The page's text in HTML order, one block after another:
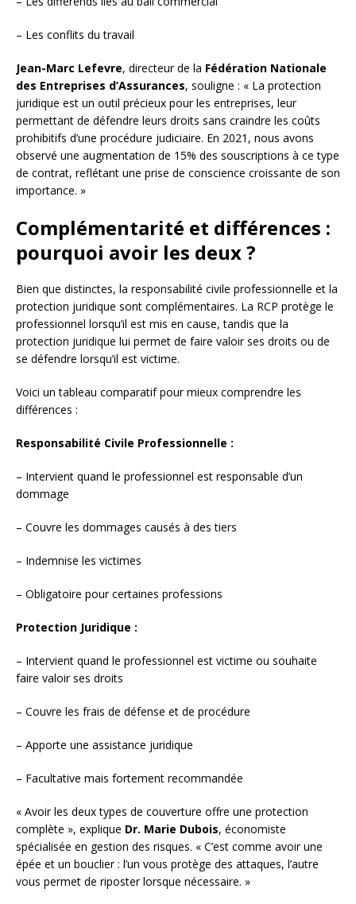
– Les conflits du travail
Jean-Marc Lefevre, directeur de la Fédération Nationale
des Entreprises d’Assurances, souligne : « La protection
juridique est un outil précieux pour les entreprises, leur
permettant de défendre leurs droits sans craindre les coûts
prohibitifs d’une procédure judiciaire. En 2021, nous avons
observé une augmentation de 15% des souscriptions à ce type
de contrat, reflétant une prise de conscience croissante de son
importance. »
Complémentarité et différences :
pourquoi avoir les deux ?
Bien que distinctes, la responsabilité civile professionnelle et la
protection juridique sont complémentaires. La RCP protège le
professionnel lorsqu’il est mis en cause, tandis que la
protection juridique lui permet de faire valoir ses droits ou de
se défendre lorsqu’il est victime.
Voici un tableau comparatif pour mieux comprendre les
différences :
Responsabilité Civile Professionnelle :
– Intervient quand le professionnel est responsable d’un
dommage
– Couvre les dommages causés à des tiers
– Indemnise les victimes
– Obligatoire pour certaines professions
Protection Juridique :
– Intervient quand le professionnel est victime ou souhaite
faire valoir ses droits
– Couvre les frais de défense et de procédure
– Apporte une assistance juridique
– Facultative mais fortement recommandée
« Avoir les deux types de couverture offre une protection
complète », explique Dr. Marie Dubois, économiste
spécialisée en gestion des risques. « C’est comme avoir une
épée et un bouclier : l’un vous protège des attaques, l’autre
vous permet de riposter lorsque nécessaire. »